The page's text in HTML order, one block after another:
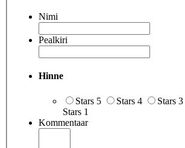
Nimi
Pealkiri
Hinne
Stars 5 Stars 4 Stars 3
Stars 1
Kommentaar